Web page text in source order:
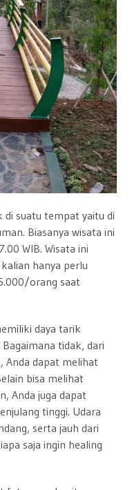
di suatu tempat yaitu di
Biasanya wisata ini
WIB. Wisata ini
hanya perlu
orang saat
daya tarik
tidak, dari
Anda dapat melihat
bisa melihat
Anda juga dapat
tinggi. Udara
serta jauh dari
saja ingin healing